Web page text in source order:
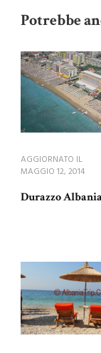
Potrebbe
AGGIORNATO IL
MAGGIO 12, 2014
Durazzo Albania